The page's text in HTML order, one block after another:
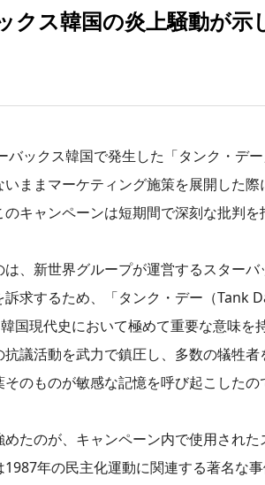
クス韓国の炎上騒動が示
バックス韓国で発生した「タンク・デ
ままマーケティング施策を展開した
キャンペーンは短期間で深刻な批判
は、新世界グループが運営するスター
訴求するため、「タンク・デー（Tank
国現代史において極めて重要な意味
議活動を武力で鎮圧し、多数の犠牲
のものが敏感な記憶を呼び起こしたの
めたのが、キャンペーン内で使用され
1987年の民主化運動に関連する著名な